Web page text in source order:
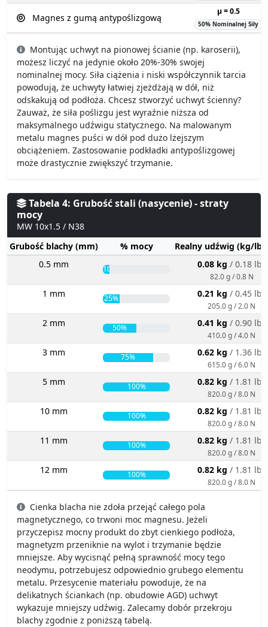
Magnes z gumą antypoślizgową
µ = 0.5
50% Nominalnej Siły
Montując uchwyt na pionowej ścianie (np. karoserii),
możesz liczyć na jedynie około 20%-30% swojej
nominalnej mocy. Siła ciążenia i niski współczynnik tarcia
powodują, że uchwyty łatwiej zjeżdżają w dół, niż
odskakują od podłoża. Chcesz stworzyć uchwyt ścienny?
Zauważ, że siła poślizgu jest wyraźnie niższa od
maksymalnego udźwigu statycznego. Na malowanym
metalu magnes puści w dół pod dużo lżejszym
obciążeniem. Zastosowanie podkładki antypoślizgowej
może drastycznie zwiększyć trzymanie.
Tabela 4: Grubość stali (nasycenie) - straty
mocy
MW 10x1.5 / N38
Grubość blachy (mm)
% mocy
Realny udźwig (kg/
0.5 mm
10% 0.08 kg / 0.18 lbs
82.0 g / 0.8 N
1 mm 25% 0.21 kg / 0.45 lbs
205.0 g / 2.0 N
2 mm 50% 0.41 kg / 0.90 lbs
410.0 g / 4.0 N
3 mm 75% 0.62 kg / 1.36 lbs
615.0 g / 6.0 N
5 mm 100% 0.82 kg / 1.81 lbs
820.0 g / 8.0 N
10 mm 100% 0.82 kg / 1.81 lbs
820.0 g / 8.0 N
11 mm 100% 0.82 kg / 1.81 lbs
820.0 g / 8.0 N
12 mm 100% 0.82 kg / 1.81 lbs
820.0 g / 8.0 N
Cienka blacha nie zdoła przejąć całego pola
magnetycznego, co trwoni moc magnesu. Jeżeli
przyczepisz mocny produkt do zbyt cienkiego podłoża,
magnetyzm przeniknie na wylot i trzymanie będzie
mniejsze. Aby wycisnąć pełną sprawność mocy tego
neodymu, potrzebujesz odpowiednio grubego elementu
metalu. Przesycenie materiału powoduje, że na
delikatnych ściankach (np. obudowie AGD) uchwyt
wykazuje mniejszy udźwig. Zalecamy dobór przekroju
blachy zgodnie z poniższą tabelą.